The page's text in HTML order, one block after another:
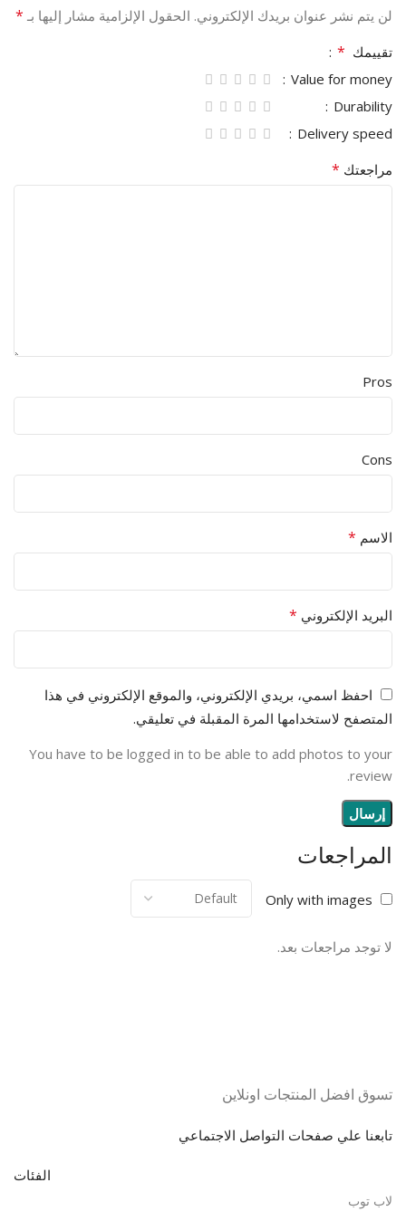
المراجعات
Only with images
لا توجد مراجعات بعد.
لن يتم نشر عنوان بريدك الإلكتروني. الحقول الإلزامية مشار إليها بـ *
تقييمك *
Value for money
Durability
Delivery speed
مراجعتك *
Pros
Cons
الاسم *
البريد الإلكتروني *
احفظ اسمي، بريدي الإلكتروني، والموقع الإلكتروني في هذا
المتصفح لاستخدامها المرة المقبلة في تعليقي.
You have to be logged in to be able to add photos to your
review.
تسوق افضل المنتجات اونلاين
تابعنا علي صفحات التواصل الاجتماعي
الفئات
لاب توب